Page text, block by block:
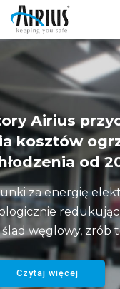
Airius
kosztów
od
za energię
redukując
ślad węglowy, zrób
Czytaj więcej